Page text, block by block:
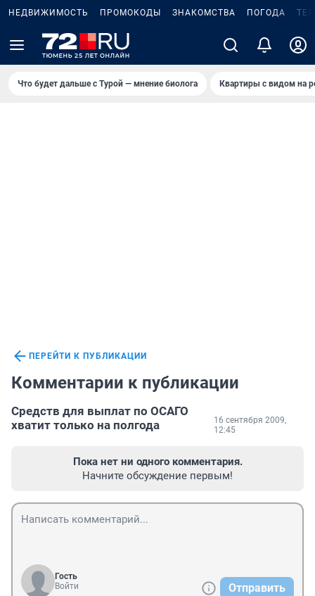
НЕДВИЖИМОСТЬ ПРОМОКОДЫ ЗНАКОМСТВА ПОГОДА
Что будет дальше с Турой — мнение биолога Квартиры с видом на
ПЕРЕЙТИ К ПУБЛИКАЦИИ
Комментарии к публикации
Средств для выплат по ОСАГО
хватит только на полгода
16 сентября 2009,
12:45
Пока нет ни одного комментария.
Начните обсуждение первым!
Гость
Войти
Отправить